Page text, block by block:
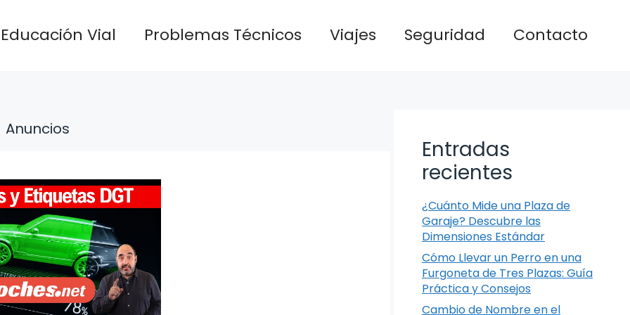
Educación Vial Problemas Técnicos Viajes Seguridad Contacto
Anuncios
Entradas
recientes
¿Cuánto Mide una Plaza de
Garaje? Descubre las
Dimensiones Estándar
Cómo Llevar un Perro en una
Furgoneta de Tres Plazas: Guía
Práctica y Consejos
Cambio de Nombre en el